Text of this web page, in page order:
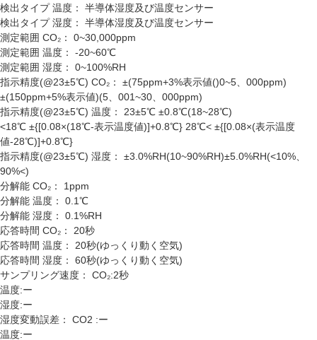
検出タイプ 温度： 半導体湿度及び温度センサー
検出タイプ 湿度： 半導体湿度及び温度センサー
測定範囲 CO₂： 0~30,000ppm
測定範囲 温度： -20~60℃
測定範囲 湿度： 0~100%RH
指示精度(@23±5℃) CO₂： ±(75ppm+3%表示値()0~5、000ppm)
±(150ppm+5%表示値)(5、001~30、000ppm)
指示精度(@23±5℃) 温度： 23±5℃ ±0.8℃(18~28℃)
<18℃ ±{[0.08×(18℃-表示温度値)]+0.8℃} 28℃< ±{[0.08×(表示温度
値-28℃)]+0.8℃}
指示精度(@23±5℃) 湿度： ±3.0%RH(10~90%RH)±5.0%RH(<10%、
90%<)
分解能 CO₂： 1ppm
分解能 温度： 0.1℃
分解能 湿度： 0.1%RH
応答時間 CO₂： 20秒
応答時間 温度： 20秒(ゆっくり動く空気)
応答時間 湿度： 60秒(ゆっくり動く空気)
サンプリング速度： CO₂:2秒
温度:ー
湿度:ー
湿度変動誤差： CO2 :ー
温度:ー